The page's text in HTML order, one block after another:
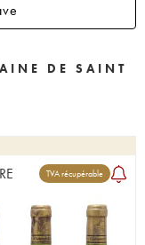
DE SAINT
TVA récupérable